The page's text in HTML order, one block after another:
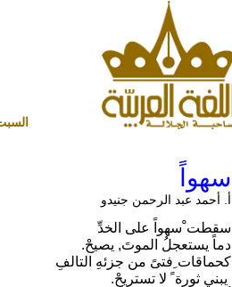
سهواً
أ. أحمد عبد الرحمن جنيدو
سقطت ْسهواً على الخدِّ
دماً يستعجلُ الموتَ, يصيحْ.
كحماقات ِفتىً من جزئهِ التالفِ
يبني ثورة ً لا تستريحْ.